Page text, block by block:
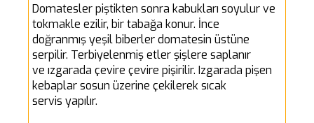
Domatesler piştikten sonra kabukları soyulur ve
tokmakle ezilir, bir tabağa konur. İnce
doğranmış yeşil biberler domatesin üstüne
serpilir. Terbiyelenmiş etler şişlere saplanır
ve ızgarada çevire çevire pişirilir. Izgarada pişen
kebaplar sosun üzerine çekilerek sıcak
servis yapılır.